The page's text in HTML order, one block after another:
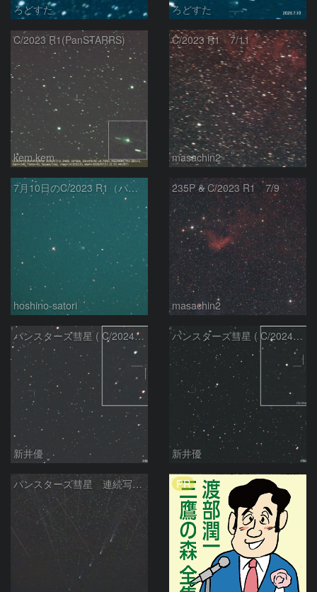
ろどすた ろどすた
C/2023 R1(PanSTARRS)
kem.kem
C/2023 R1 7/11
masachin2
7月10日のC/2023 R1（パンスターズ彗星）
hoshino-satori
235P & C/2023 R1 7/9
masachin2
パンスターズ彗星 ( C/2024R4 )：2026/06/28
新井優
パンスターズ彗星 ( C/2024G4 )の予報位置：2026/06/23
新井優
パンスターズ彗星 連続写真 再処理 PR